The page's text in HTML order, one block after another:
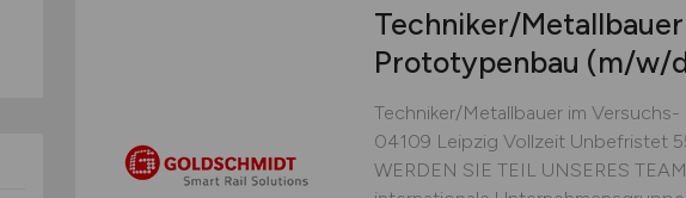
Techniker/
Prototypenbau (m/w/
Techniker/Metallbauer im
04109 Leipzig Vollzeit Unbefristet
WERDEN SIE TEIL UNSERES